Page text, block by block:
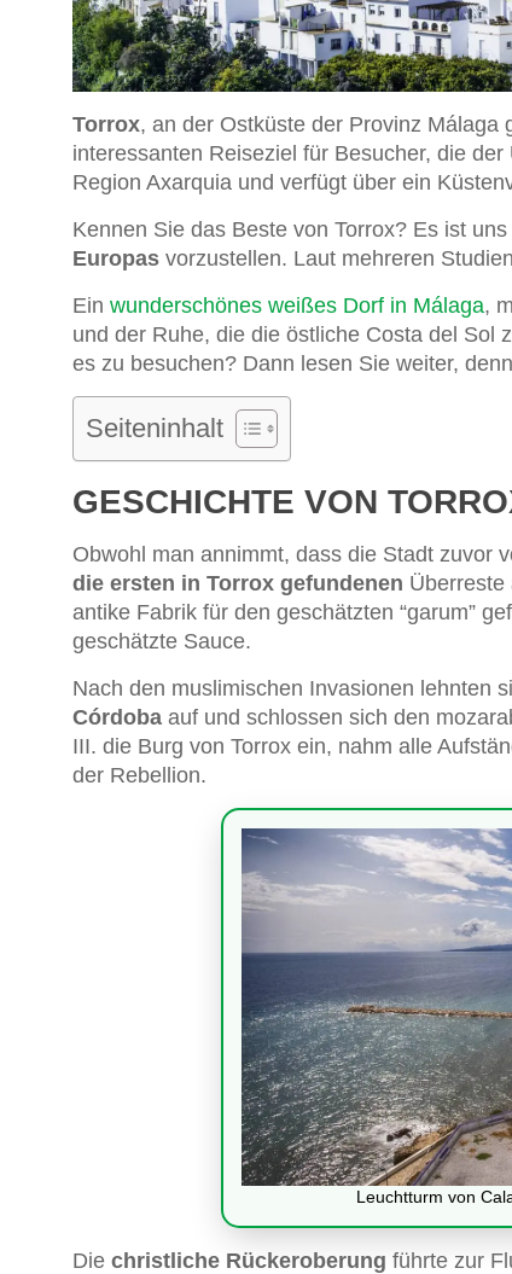
Torrox, an der Ostküste der Provinz Málaga
interessanten Reiseziel für Besucher, die
Region Axarquia und verfügt über ein
Kennen Sie das Beste von Torrox? Es ist
Europas vorzustellen. Laut mehreren
Ein wunderschönes weißes Dorf in Málaga,
und der Ruhe, die die östliche Costa del Sol
es zu besuchen? Dann lesen Sie weiter,
Seiteninhalt
GESCHICHTE VON
Obwohl man annimmt, dass die Stadt zuvor
die ersten in Torrox gefundenen Überreste
antike Fabrik für den geschätzten “garum”
geschätzte Sauce.
Nach den muslimischen Invasionen lehnten
Córdoba auf und schlossen sich den
III. die Burg von Torrox ein, nahm alle
der Rebellion.
Leuchtturm von
Die christliche Rückeroberung führte zur